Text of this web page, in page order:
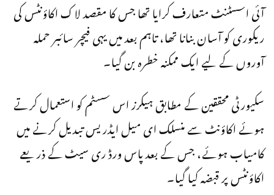
آئی اسسٹنٹ متعارف کرایا تھا جس کا مقصد لاک اکاؤنٹس کی
ریکوری کو آسان بنانا تھا، تاہم بعد میں یہی فیچر سائبر حملہ
آوروں کے لیے ایک ممکنہ خطرہ بن گیا۔
سکیورٹی محققین کے مطابق ہیکرز اس سسٹم کو استعمال کرتے
ہوئے اکاؤنٹ سے منسلک ای میل ایڈریس تبدیل کرنے میں
کامیاب ہوئے، جس کے بعد پاس ورڈ ری سیٹ کے ذریعے
اکاؤنٹس پر قبضہ کیا گیا۔